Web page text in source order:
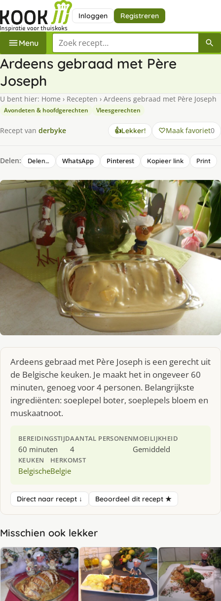
Inloggen Registreren
Menu Zoek een recept
Ardeens gebraad met Père
Joseph
U bent hier: Home › Recepten › Ardeens gebraad met Père Joseph
Avondeten & hoofdgerechten Vleesgerechten
Recept van derbyke 👍Lekker! Maak favoriet0
Delen: Delen… WhatsApp Pinterest Kopieer link Print
Ardeens gebraad met Père Joseph is een gerecht uit
de Belgische keuken. Je maakt het in ongeveer 60
minuten, genoeg voor 4 personen. Belangrijkste
ingrediënten: soeplepel boter, soeplepels bloem en
muskaatnoot.
BEREIDINGSTIJD
60 minuten
AANTAL PERSONEN
4
MOEILIJKHEID
Gemiddeld
KEUKEN
Belgische
HERKOMST
Belgie
Direct naar recept ↓ Beoordeel dit recept ★
Misschien ook lekker